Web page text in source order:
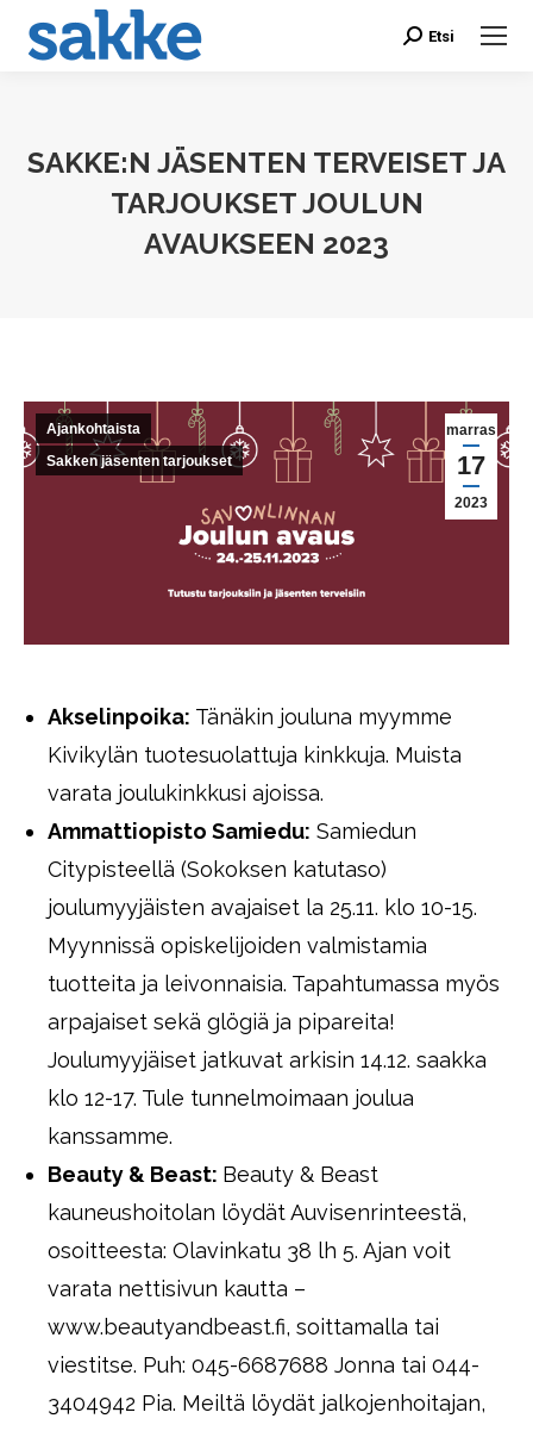
Search:
Etsi
SAKKE:N JÄSENTEN TERVEISET JA
TARJOUKSET JOULUN
AVAUKSEEN 2023
marras
17
2023
Ajankohtaista
Sakken jäsenten tarjoukset
Akselinpoika: Tänäkin jouluna myymme
Kivikylän tuotesuolattuja kinkkuja. Muista
varata joulukinkkusi ajoissa.
Ammattiopisto Samiedu: Samiedun
Citypisteellä (Sokoksen katutaso)
joulumyyjäisten avajaiset la 25.11. klo 10-15.
Myynnissä opiskelijoiden valmistamia
tuotteita ja leivonnaisia. Tapahtumassa myös
arpajaiset sekä glögiä ja pipareita!
Joulumyyjäiset jatkuvat arkisin 14.12. saakka
klo 12-17. Tule tunnelmoimaan joulua
kanssamme.
Beauty & Beast: Beauty & Beast
kauneushoitolan löydät Auvisenrinteestä,
osoitteesta: Olavinkatu 38 lh 5. Ajan voit
varata nettisivun kautta –
www.beautyandbeast.fi, soittamalla tai
viestitse. Puh: 045-6687688 Jonna tai 044-
3404942 Pia. Meiltä löydät jalkojenhoitajan,